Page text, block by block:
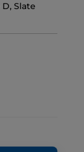
Slate